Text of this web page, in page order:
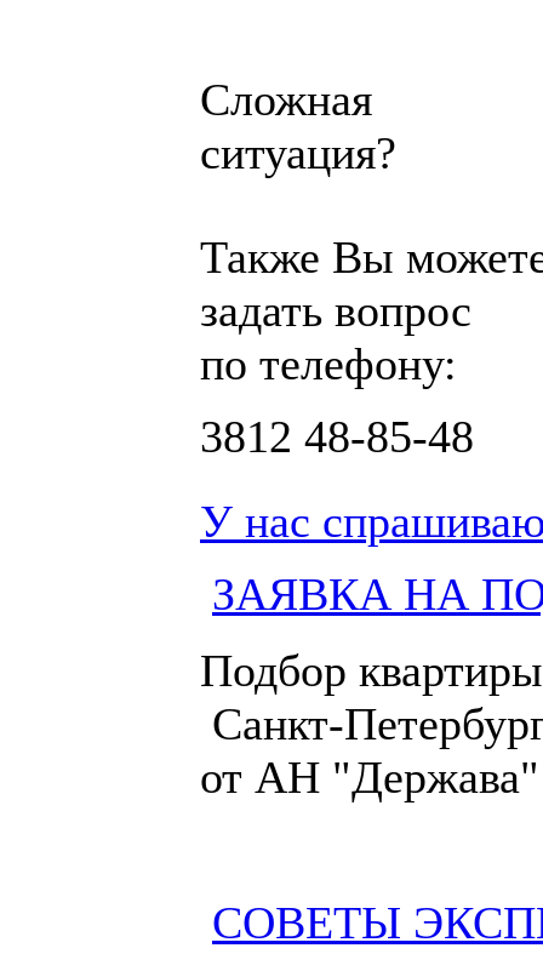
Сложная
ситуация?
Также Вы
задать вопрос
по телефону:
3812 48-85-48
У нас
ЗАЯВКА НА
Подбор
Санкт-
от АН "Держава"
СОВЕТЫ